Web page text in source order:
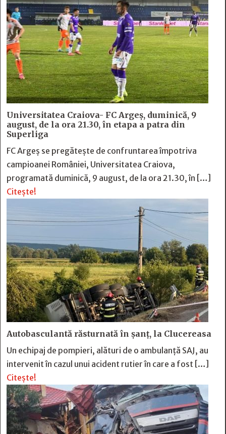
Universitatea Craiova- FC Argeș, duminică, 9
august, de la ora 21.30, în etapa a patra din
Superliga
FC Argeș se pregătește de confruntarea împotriva
campioanei României, Universitatea Craiova,
programată duminică, 9 august, de la ora 21.30, în […]
Citește!
Autobasculantă răsturnată în șanț, la Clucereasa
Un echipaj de pompieri, alături de o ambulanță SAJ, au
intervenit în cazul unui acident rutier în care a fost […]
Citește!